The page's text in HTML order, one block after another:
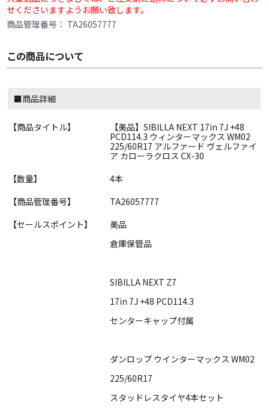
せくださいますようお願い致します。
商品管理番号： TA26057777
この商品について
■商品詳細
【商品タイトル】
【美品】SIBILLA NEXT 17in 7J +48
PCD114.3 ウィンターマックス WM02
225/60R17 アルファード ヴェルファイ
ア カローラクロス CX-30
【数量】
4本
【商品管理番号】
TA26057777
【セールスポイント】
美品
倉庫保管品
SIBILLA NEXT Z7
17in 7J +48 PCD114.3
センターキャップ付属
ダンロップ ウインターマックス WM02
225/60R17
スタッドレスタイヤ4本セット